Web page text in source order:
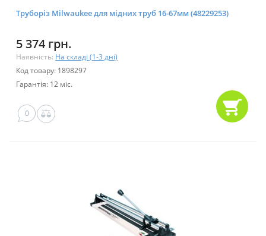
Труборіз Milwaukee для мідних труб 16-67мм (48229253)
5 374 грн.
Наявність: На складі (1-3 дні)
Код товару: 1898297
Гарантія: 12 міс.
0